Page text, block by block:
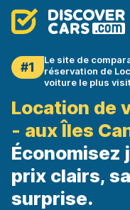
#1
Le site de
réservation de
voiture le plus
Location de
- aux Îles
Économisez
prix clairs,
surprise.